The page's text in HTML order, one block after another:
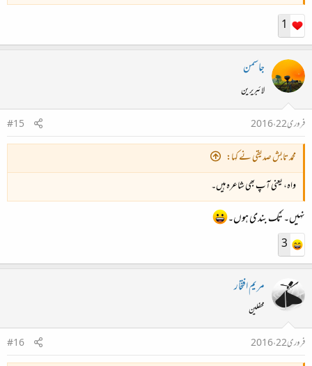
1
جاسمن
لائبریرین
فروری 22، 2016
#15
محمد تابش صدیقی نے کہا:
واہ، یعنی آپ بھی شاعرہ ہیں۔
نہیں۔ تُک بندی ہوں۔
3
مریم افتخار
محفلین
فروری 22، 2016
#16